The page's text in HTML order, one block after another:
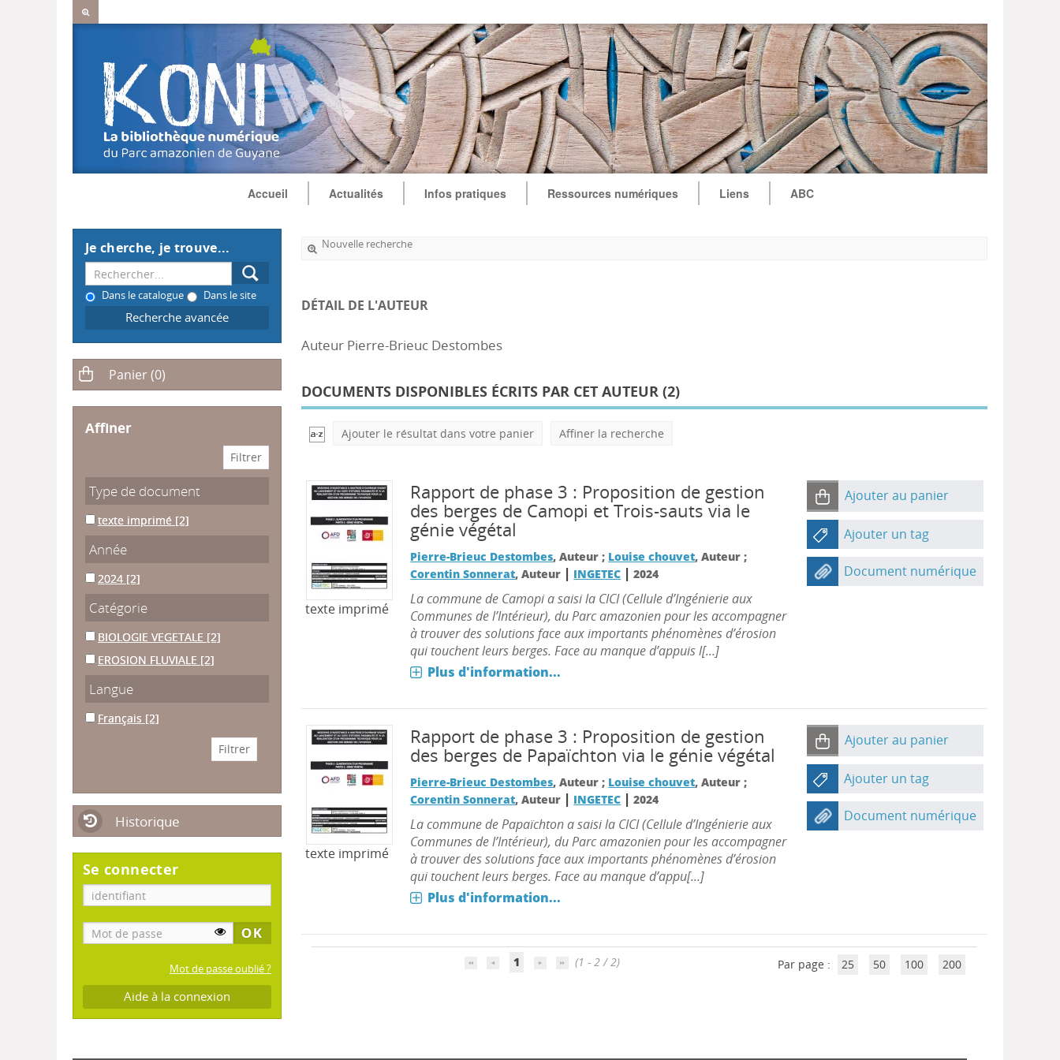
Accueil Actualités Infos pratiques Ressources numériques Liens ABC
Je cherche, je trouve...
Dans le catalogue Dans le site
Recherche avancée
affiner
Type de document
texte imprimé [2]
Année
2024 [2]
Catégorie
BIOLOGIE VEGETALE [2]
EROSION FLUVIALE [2]
Langue
Français [2]
Historique
Se connecter
Mot de passe oublié ?
Aide à la connexion
Nouvelle recherche
DÉTAIL DE L'AUTEUR
Auteur Pierre-Brieuc Destombes
DOCUMENTS DISPONIBLES ÉCRITS PAR CET AUTEUR (2)
Ajouter le résultat dans votre panier Affiner la recherche
texte imprimé
Rapport de phase 3 : Proposition de gestion
des berges de Camopi et Trois-sauts via le
génie végétal
Pierre-Brieuc Destombes, Auteur ; Louise chouvet, Auteur ;
Corentin Sonnerat, Auteur | INGETEC |2024
La commune de Camopi a saisi la CICI (Cellule d’Ingénierie aux
Communes de l’Intérieur), du Parc amazonien pour les accompagner
à trouver des solutions face aux importants phénomènes d’érosion
qui touchent leurs berges. Face au manque d’appuis l[...]
Plus d'information...
Ajouter au panier
Ajouter un tag
Document numérique
texte imprimé
Rapport de phase 3 : Proposition de gestion
des berges de Papaïchton via le génie végétal
Pierre-Brieuc Destombes, Auteur ; Louise chouvet, Auteur ;
Corentin Sonnerat, Auteur | INGETEC |2024
La commune de Papaïchton a saisi la CICI (Cellule d’Ingénierie aux
Communes de l’Intérieur), du Parc amazonien pour les accompagner
à trouver des solutions face aux importants phénomènes d’érosion
qui touchent leurs berges. Face au manque d’appu[...]
Plus d'information...
Ajouter au panier
Ajouter un tag
Document numérique
1 (1 - 2 / 2) Par page : 25 50 100 200